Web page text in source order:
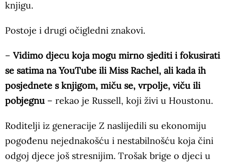
knjigu.
Postoje i drugi očigledni znakovi.
– Vidimo djecu koja mogu mirno sjediti i fokusirati
se satima na YouTube ili Miss Rachel, ali kada ih
posjednete s knjigom, miču se, vrpolje, viču ili
pobjegnu – rekao je Russell, koji živi u Houstonu.
Roditelji iz generacije Z naslijedili su ekonomiju
pogođenu nejednakošću i nestabilnošću koja čini
odgoj djece još stresnijim. Trošak brige o djeci u